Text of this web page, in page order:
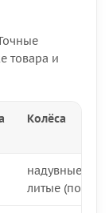
товара и
Колёса
надувные
литые (по